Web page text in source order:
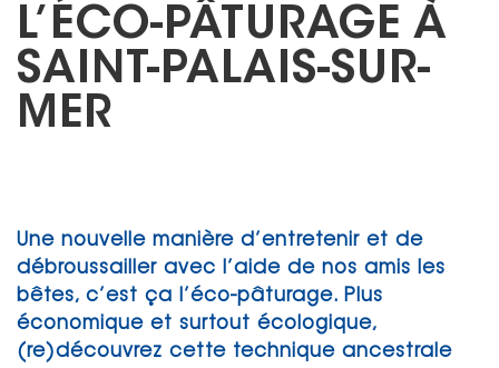
L’ÉCO-PÂTURAGE À
SAINT-PALAIS-SUR-
MER
Une nouvelle manière d’entretenir et de
débroussailler avec l’aide de nos amis les
bêtes, c’est ça l’éco-pâturage. Plus
économique et surtout écologique,
(re)découvrez cette technique ancestrale